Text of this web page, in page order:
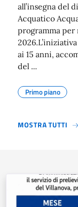
all’insegna del
Acquatico
programma per
ai 15 anni,
del ...
Primo piano
MOSTRA TUTTI